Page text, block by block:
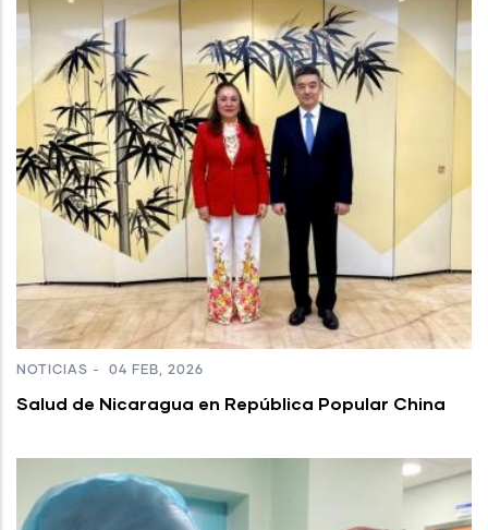
NOTICIAS - 04 FEB, 2026
Salud de Nicaragua en República Popular China